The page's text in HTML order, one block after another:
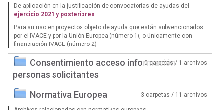
De aplicación en la justificación de convocatorias de ayudas del
ejercicio 2021 y posteriores
Para su uso en proyectos objeto de ayuda que están subvencionados
por el IVACE y por la Unión Europea (número 1), o únicamente con
financiación IVACE (número 2)
Consentimiento acceso información
personas solicitantes
0 carpetas / 1 archivos
Normativa Europea 3 carpetas / 11 archivos